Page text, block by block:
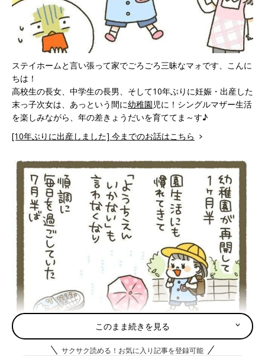
ステイホームと言い張って家でごろごろ三昧なマォです、こんに
ちは！
高校生の長女、中学生の長男、そして10年ぶりに妊娠・出産した
末っ子次女は、あっという間に幼稚園児に！シングルマザー生活
を楽しみながら、年の差きょうだいを育ててま～す♪
[10年ぶりに出産しました] 今までのお話はこちら
このまま続きを見る
サクサク読める！お気に入り記事を登録可能